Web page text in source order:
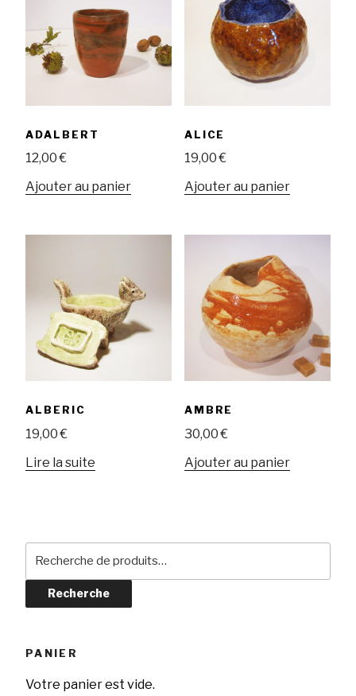
ADALBERT
12,00€
Ajouter au panier
ALICE
19,00€
Ajouter au panier
ALBERIC
19,00€
Lire la suite
AMBRE
30,00€
Ajouter au panier
pour :
Recherche
PANIER
Votre panier est vide.